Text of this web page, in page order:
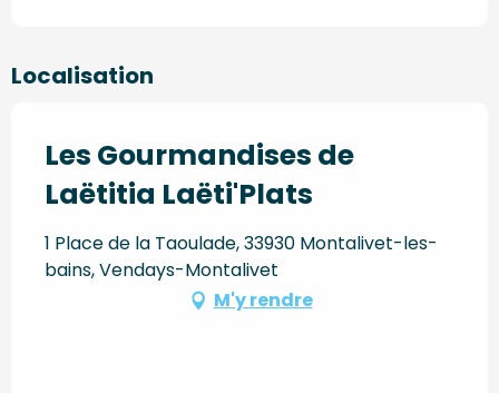
Localisation
Les Gourmandises de
Laëtitia Laëti'Plats
1 Place de la Taoulade, 33930 Montalivet-les-
bains, Vendays-Montalivet
M'y rendre